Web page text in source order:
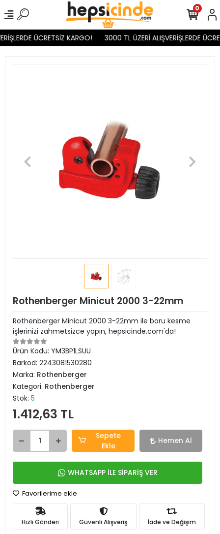
ÜCRETSİZ KARGO! 3000 TL ÜZERİ ALIŞVERİŞLERDE
0
Rothenberger Minicut 2000 3-22mm
Rothenberger Minicut 2000 3-22mm ile boru kesme
işlerinizi zahmetsizce yapın, hepsicinde.com'da!
Ürün Kodu: YM3BP1LSUU
Barkod: 2243081530280
Marka: Rothenberger
Kategori: Rothenberger
Stok: 5
1.412,63 TL
Sepete
Ekle
Hemen Al
WHATSAPP İLE SİPARİŞ VER
Favorilerime ekle
Hızlı Gönderi Güvenli Alışveriş İade ve Değişim